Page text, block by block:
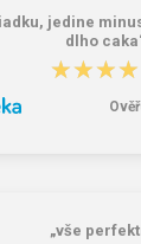
študentský
jedine
dlho
„vše